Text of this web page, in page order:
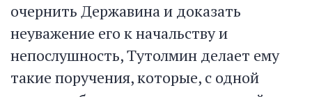
очернить Державина и доказать
неуважение его к начальству и
непослушность, Тутолмин делает ему
такие поручения, которые, с одной